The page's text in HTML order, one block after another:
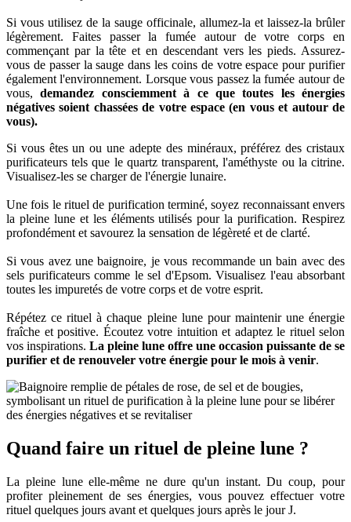
Si vous utilisez de la sauge officinale, allumez-la et laissez-la brûler
légèrement. Faites passer la fumée autour de votre corps en
commençant par la tête et en descendant vers les pieds. Assurez-
vous de passer la sauge dans les coins de votre espace pour purifier
également l'environnement. Lorsque vous passez la fumée autour de
vous,demandez consciemment à ce que toutes les énergies
négatives soient chassées de votre espace (en vous et autour de
vous).
Si vous êtes un ou une adepte des minéraux, préférez des cristaux
purificateurs tels que le quartz transparent, l'améthyste ou la citrine.
Visualisez-les se charger de l'énergie lunaire.
Une fois le rituel de purification terminé, soyez reconnaissant envers
la pleine lune et les éléments utilisés pour la purification. Respirez
profondément et savourez la sensation de légèreté et de clarté.
Si vous avez une baignoire, je vous recommande un bain avec des
sels purificateurs comme le sel d'Epsom. Visualisez l'eau absorbant
toutes les impuretés de votre corps et de votre esprit.
Répétez ce rituel à chaque pleine lune pour maintenir une énergie
fraîche et positive. Écoutez votre intuition et adaptez le rituel selon
vos inspirations. La pleine lune offre une occasion puissante de se
purifier et de renouveler votre énergie pour le mois à venir.
Quand faire un rituel de pleine lune ?
La pleine lune elle-même ne dure qu'un instant. Du coup, pour
profiter pleinement de ses énergies, vous pouvez effectuer votre
rituel quelques jours avant et quelques jours après le jour J.